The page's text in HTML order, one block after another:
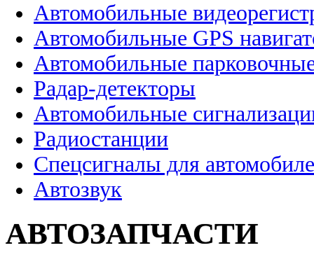
Автомобильные
Автомобильные GPS
Автомобильные
Радар-детекторы
Автомобильные
Радиостанции
Спецсигналы для
Автозвук
АВТОЗАПЧАСТИ